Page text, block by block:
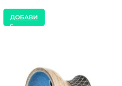
ДОБАВИ